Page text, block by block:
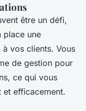
être un défi,
place une
vos clients. Vous
de gestion pour
ce qui vous
et efficacement.